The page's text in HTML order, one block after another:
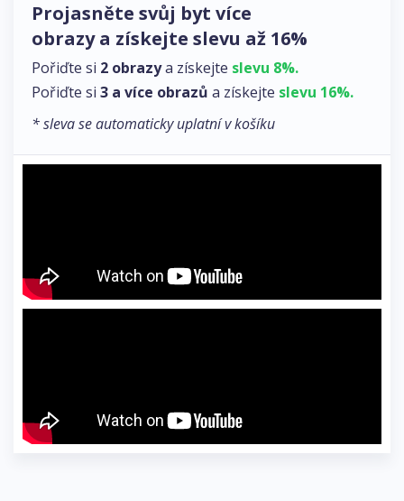
Projasněte svůj byt více
obrazy a získejte slevu až 16%
Pořiďte si 2 obrazya získejte slevu 8%.
Pořiďte si 3 a více obrazů a získejte slevu 16%.
* sleva se automaticky uplatní v košíku